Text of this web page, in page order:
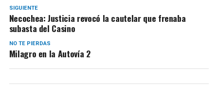
SIGUIENTE
Necochea: Justicia revocó la cautelar que frenaba
subasta del Casino
NO TE PIERDAS
Milagro en la Autovía 2